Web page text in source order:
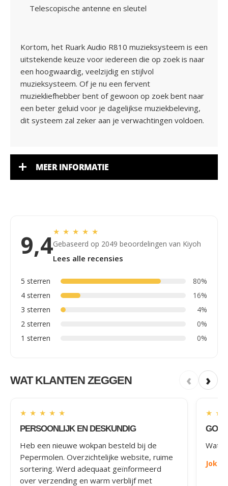
Telescopische antenne en sleutel
Kortom, het Ruark Audio R810 muzieksysteem is een
uitstekende keuze voor iedereen die op zoek is naar
een hoogwaardig, veelzijdig en stijlvol
muzieksysteem. Of je nu een fervent
muziekliefhebber bent of gewoon op zoek bent naar
een beter geluid voor je dagelijkse muziekbeleving,
dit systeem zal zeker aan je verwachtingen voldoen.
MEER INFORMATIE
9,4★ ★ ★ ★ ★
Gebaseerd op 2049 beoordelingen van Kiyoh
Lees alle recensies
5 sterren
80%
4 sterren
16%
3 sterren
4%
2 sterren
0%
1 sterren
0%
WAT KLANTEN ZEGGEN ‹ ›
★ ★ ★ ★ ★
PERSOONLIJK EN DESKUNDIG
Heb een nieuwe wokpan besteld bij de
Pepermolen. Overzichtelijke website, ruime
sortering. Werd adequaat geïnformeerd
over verzending en warm verblijf met
★ ★
Wat
Joke